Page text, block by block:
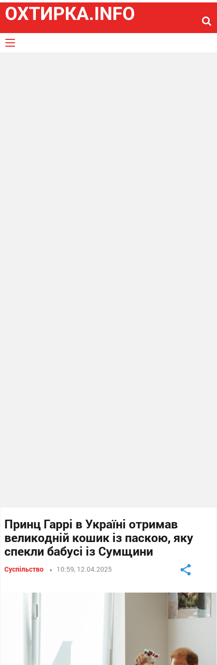
Принц Гаррі в Україні отримав
великодній кошик із паскою, яку
спекли бабусі із Сумщини
Суспільство 10:59, 12.04.2025